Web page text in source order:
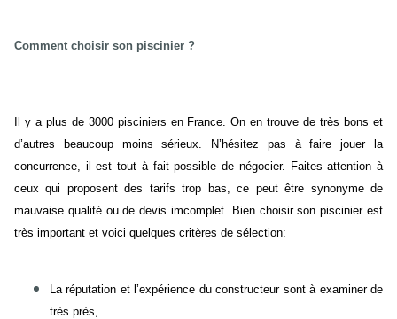
Comment choisir son piscinier ?
Il y a plus de 3000 pisciniers en France. On en trouve de très bons et
d’autres beaucoup moins sérieux. N’hésitez pas à faire jouer la
concurrence, il est tout à fait possible de négocier. Faites attention à
ceux qui proposent des tarifs trop bas, ce peut être synonyme de
mauvaise qualité ou de devis imcomplet. Bien choisir son piscinier est
très important et voici quelques critères de sélection:
La réputation et l’expérience du constructeur sont à examiner de
très près,